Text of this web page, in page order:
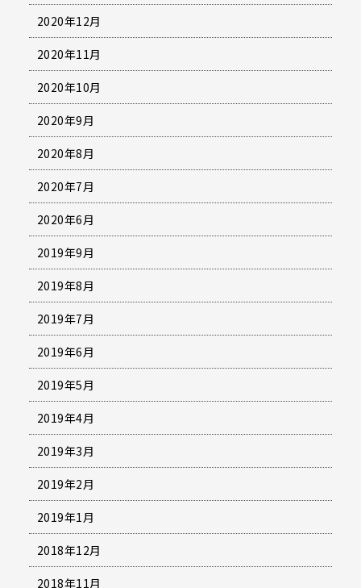
2020年12月
2020年11月
2020年10月
2020年9月
2020年8月
2020年7月
2020年6月
2019年9月
2019年8月
2019年7月
2019年6月
2019年5月
2019年4月
2019年3月
2019年2月
2019年1月
2018年12月
2018年11月